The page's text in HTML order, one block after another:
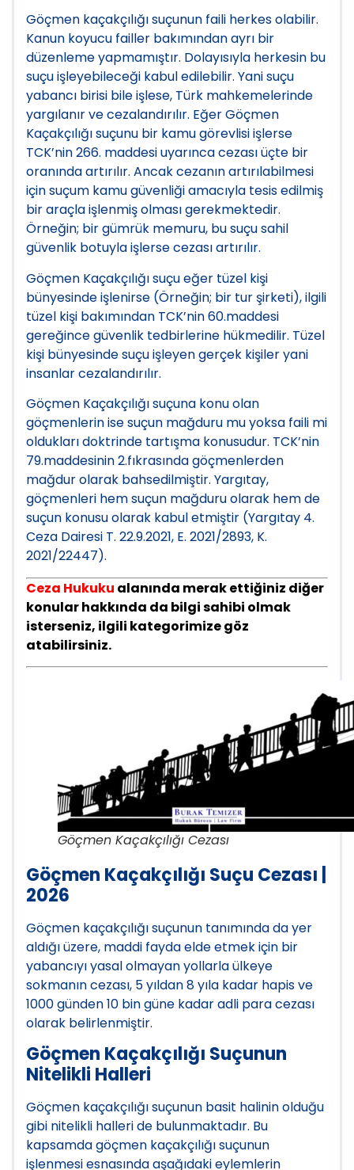
Göçmen kaçakçılığı suçunun faili herkes olabilir.
Kanun koyucu failler bakımından ayrı bir
düzenleme yapmamıştır. Dolayısıyla herkesin bu
suçu işleyebileceği kabul edilebilir. Yani suçu
yabancı birisi bile işlese, Türk mahkemelerinde
yargılanır ve cezalandırılır. Eğer Göçmen
Kaçakçılığı suçunu bir kamu görevlisi işlerse
TCK’nin 266. maddesi uyarınca cezası üçte bir
oranında artırılır. Ancak cezanın artırılabilmesi
için suçum kamu güvenliği amacıyla tesis edilmiş
bir araçla işlenmiş olması gerekmektedir.
Örneğin; bir gümrük memuru, bu suçu sahil
güvenlik botuyla işlerse cezası artırılır.
Göçmen Kaçakçılığı suçu eğer tüzel kişi
bünyesinde işlenirse (Örneğin; bir tur şirketi), ilgili
tüzel kişi bakımından TCK’nin 60.maddesi
gereğince güvenlik tedbirlerine hükmedilir. Tüzel
kişi bünyesinde suçu işleyen gerçek kişiler yani
insanlar cezalandırılır.
Göçmen Kaçakçılığı suçuna konu olan
göçmenlerin ise suçun mağduru mu yoksa faili mi
oldukları doktrinde tartışma konusudur. TCK’nin
79.maddesinin 2.fıkrasında göçmenlerden
mağdur olarak bahsedilmiştir. Yargıtay,
göçmenleri hem suçun mağduru olarak hem de
suçun konusu olarak kabul etmiştir (Yargıtay 4.
Ceza Dairesi T. 22.9.2021, E. 2021/2893, K.
2021/22447).
Ceza Hukuku alanında merak ettiğiniz diğer
konular hakkında da bilgi sahibi olmak
isterseniz, ilgili kategorimize göz
atabilirsiniz.
Göçmen Kaçakçılığı Cezası
Göçmen Kaçakçılığı Suçu Cezası |
2026
Göçmen kaçakçılığı suçunun tanımında da yer
aldığı üzere, maddi fayda elde etmek için bir
yabancıyı yasal olmayan yollarla ülkeye
sokmanın cezası, 5 yıldan 8 yıla kadar hapis ve
1000 günden 10 bin güne kadar adli para cezası
olarak belirlenmiştir.
Göçmen Kaçakçılığı Suçunun
Nitelikli Halleri
Göçmen kaçakçılığı suçunun basit halinin olduğu
gibi nitelikli halleri de bulunmaktadır. Bu
kapsamda göçmen kaçakçılığı suçunun
işlenmesi esnasında aşağıdaki eylemlerin